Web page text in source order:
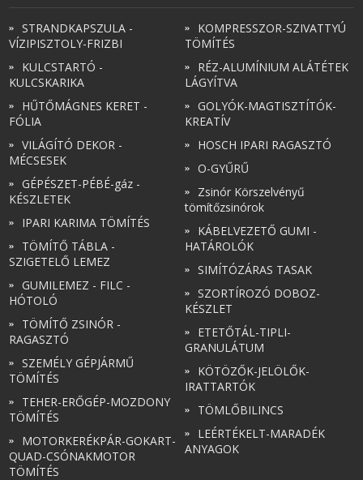
STRANDKAPSZULA -
VÍZIPISZTOLY-FRIZBI
KULCSTARTÓ -
KULCSKARIKA
HŰTŐMÁGNES KERET -
FÓLIA
VILÁGÍTÓ DEKOR -
MÉCSESEK
GÉPÉSZET-PÉBÉ-gáz -
KÉSZLETEK
IPARI KARIMA TÖMÍTÉS
TÖMÍTŐ TÁBLA -
SZIGETELŐ LEMEZ
GUMILEMEZ - FILC -
HÓTOLÓ
TÖMÍTŐ ZSINÓR -
RAGASZTÓ
SZEMÉLY GÉPJÁRMŰ
TÖMÍTÉS
TEHER-ERŐGÉP-MOZDONY
TÖMÍTÉS
MOTORKERÉKPÁR-GOKART-
QUAD-CSÓNAKMOTOR
TÖMÍTÉS
KOMPRESSZOR-SZIVATTYÚ
TÖMÍTÉS
RÉZ-ALUMÍNIUM ALÁTÉTEK
LÁGYÍTVA
GOLYÓK-MAGTISZTÍTÓK-
KREATÍV
HOSCH IPARI RAGASZTÓ
O-GYŰRŰ
Zsinór Körszelvényű
tömítőzsinórok
KÁBELVEZETŐ GUMI -
HATÁROLÓK
SIMÍTÓZÁRAS TASAK
SZORTÍROZÓ DOBOZ-
KÉSZLET
ETETŐTÁL-TIPLI-
GRANULÁTUM
KÖTÖZŐK-JELÖLŐK-
IRATTARTÓK
TÖMLŐBILINCS
LEÉRTÉKELT-MARADÉK
ANYAGOK